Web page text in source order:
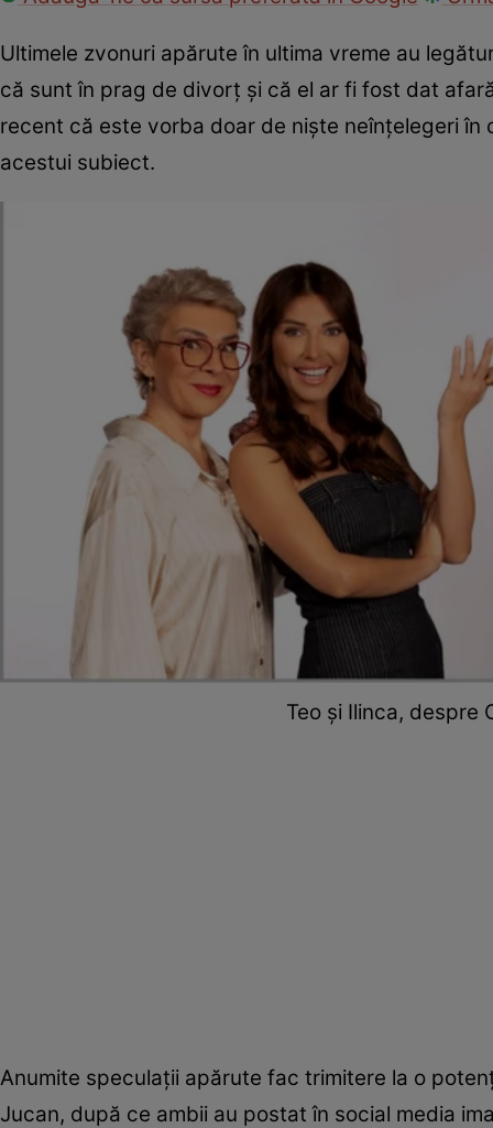
Ultimele zvonuri apărute în ultima vreme au
că sunt în prag de divorț și că el ar fi fost dat
recent că este vorba doar de niște neînțelegeri în
acestui subiect.
Teo și Ilinca, despre
Anumite speculații apărute fac trimitere la o
Jucan, după ce ambii au postat în social media